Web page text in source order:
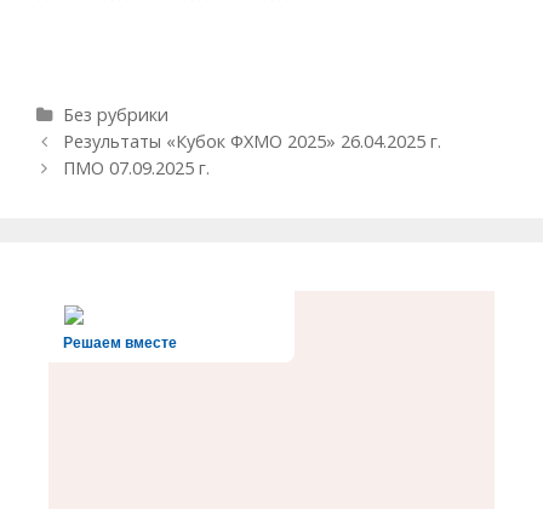
Рубрики
Без рубрики
Навигация
записи
Результаты «Кубок ФХМО 2025» 26.04.2025 г.
ПМО 07.09.2025 г.
Решаем вместе